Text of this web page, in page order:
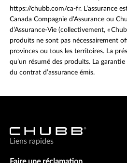
https://chubb.com/ca-fr. L’assurance
Canada Compagnie d’Assurance ou
d’Assurance-Vie (collectivement, «
produits ne sont pas nécessairement
provinces ou tous les territoires. La
qu’un résumé des produits. La
du contrat d’assurance émis.
Liens rapides
Faire une réclamation